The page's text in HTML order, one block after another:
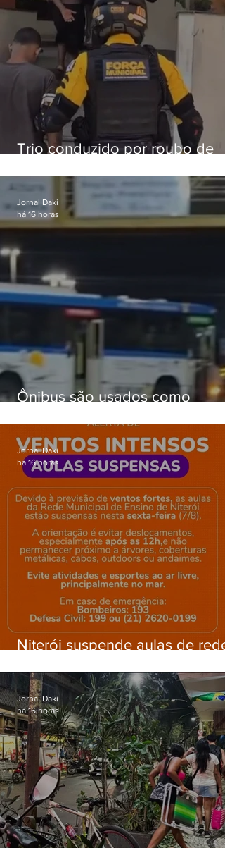
Trio conduzido por roubo de
passagens
Ônibus são usados como
Gardênia Azul
Jornal Daki
há 16 horas
Niterói suspende aulas de rede
ventos fortes nesta sexta (7)
Jornal Daki
há 16 horas
Jornal Daki
há 16 horas